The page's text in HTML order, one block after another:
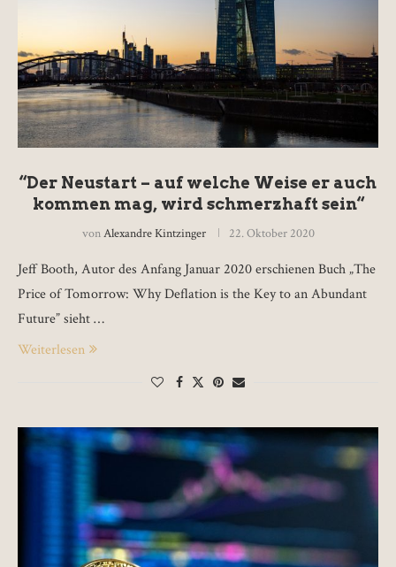
“Der Neustart – auf welche Weise er auch
kommen mag, wird schmerzhaft sein“
vonAlexandre Kintzinger 22. Oktober 2020
Jeff Booth, Autor des Anfang Januar 2020 erschienen Buch „The
Price of Tomorrow: Why Deflation is the Key to an Abundant
Future” sieht …
Weiterlesen